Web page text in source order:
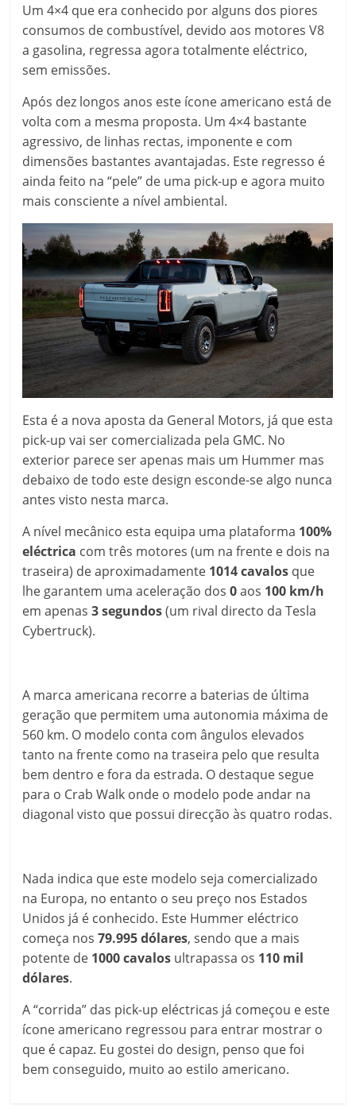
Um 4×4 que era conhecido por alguns dos piores
consumos de combustível, devido aos motores V8
a gasolina, regressa agora totalmente eléctrico,
sem emissões.
Após dez longos anos este ícone americano está de
volta com a mesma proposta. Um 4×4 bastante
agressivo, de linhas rectas, imponente e com
dimensões bastantes avantajadas. Este regresso é
ainda feito na “pele” de uma pick-up e agora muito
mais consciente a nível ambiental.
Esta é a nova aposta da General Motors, já que esta
pick-up vai ser comercializada pela GMC. No
exterior parece ser apenas mais um Hummer mas
debaixo de todo este design esconde-se algo nunca
antes visto nesta marca.
A nível mecânico esta equipa uma plataforma 100%
eléctrica com três motores (um na frente e dois na
traseira) de aproximadamente 1014 cavalos que
lhe garantem uma aceleração dos 0aos 100 km/h
em apenas3 segundos(um rival directo da Tesla
Cybertruck).
A marca americana recorre a baterias de última
geração que permitem uma autonomia máxima de
560 km. O modelo conta com ângulos elevados
tanto na frente como na traseira pelo que resulta
bem dentro e fora da estrada. O destaque segue
para o Crab Walk onde o modelo pode andar na
diagonal visto que possui direcção às quatro rodas.
Nada indica que este modelo seja comercializado
na Europa, no entanto o seu preço nos Estados
Unidos já é conhecido. Este Hummer eléctrico
começa nos79.995 dólares, sendo que a mais
potente de 1000 cavalos ultrapassa os 110 mil
dólares.
A “corrida” das pick-up eléctricas já começou e este
ícone americano regressou para entrar mostrar o
que é capaz. Eu gostei do design, penso que foi
bem conseguido, muito ao estilo americano.